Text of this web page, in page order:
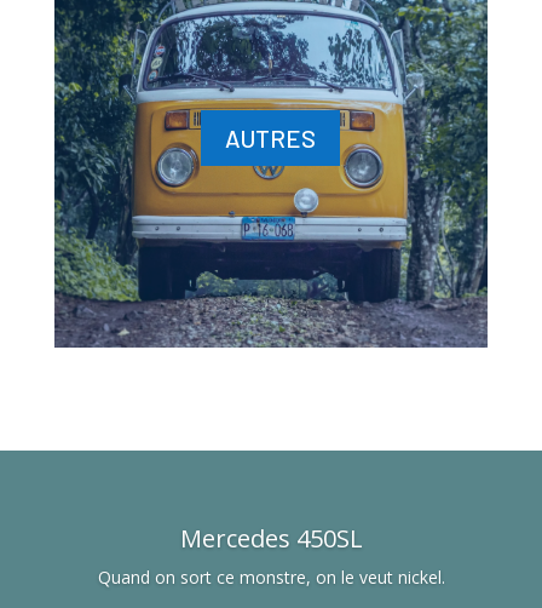
AUTRES
Mercedes 450SL
Quand on sort ce monstre, on le veut nickel.